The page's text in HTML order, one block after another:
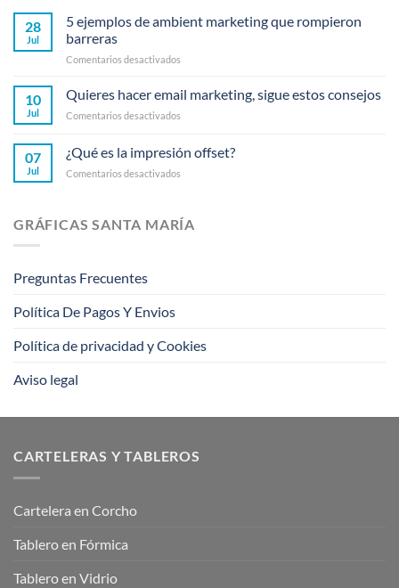
28
Jul
5 ejemplos de ambient marketing que rompieron
barreras
Comentarios desactivados
ejemplos
de
ambient
que
barreras
10
Jul
Quieres hacer email marketing, sigue estos consejos
Comentarios desactivados
email
marketing,
consejos
07
Jul
¿Qué es la impresión offset?
Comentarios desactivados
la
impresión
GRÁFICAS SANTA MARÍA
Preguntas Frecuentes
Política De Pagos Y Envios
Política de privacidad y Cookies
Aviso legal
CARTELERAS Y TABLEROS
Cartelera en Corcho
Tablero en Fórmica
Tablero en Vidrio